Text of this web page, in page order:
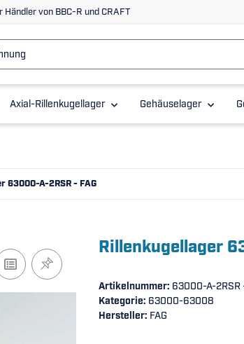
Händler von BBC-R und CRAFT
Axial-Rillenkugellager Gehäuselager
63000-A-2RSR - FAG
Rillenkugellager
Artikelnummer: 63000-A-2RSR
Kategorie: 63000-63008
Hersteller: FAG